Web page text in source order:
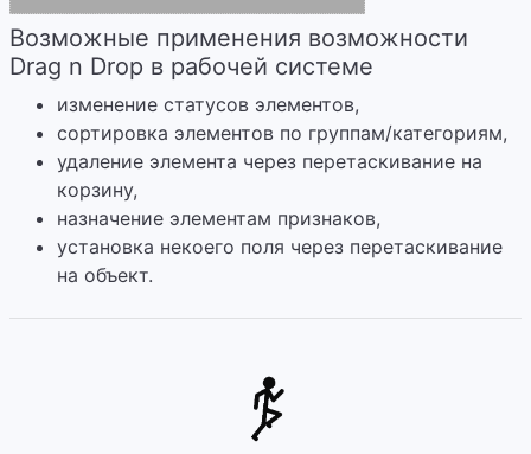
Возможные применения возможности
Drag n Drop в рабочей системе
изменение статусов элементов,
сортировка элементов по группам/категориям,
удаление элемента через перетаскивание на
корзину,
назначение элементам признаков,
установка некоего поля через перетаскивание
на объект.